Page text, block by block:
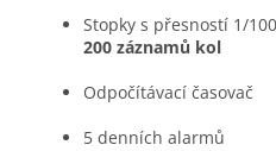
Stopky s přesností 1/
200 záznamů kol
Odpočítávací časovač
5 denních alarmů